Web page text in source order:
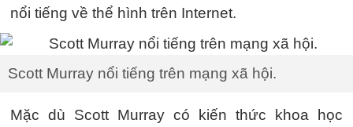
nổi tiếng về thể hình trên Internet.
Scott Murray nổi tiếng trên mạng xã hội.
Mặc dù Scott Murray có kiến ​​thức khoa học